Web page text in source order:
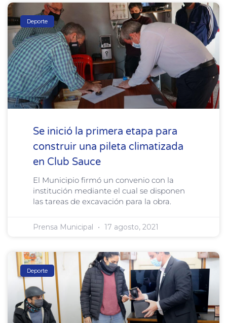
Deporte
Se inició la primera etapa para
construir una pileta climatizada
en Club Sauce
El Municipio firmó un convenio con la
institución mediante el cual se disponen
las tareas de excavación para la obra.
Prensa Municipal 17 agosto, 2021
Deporte